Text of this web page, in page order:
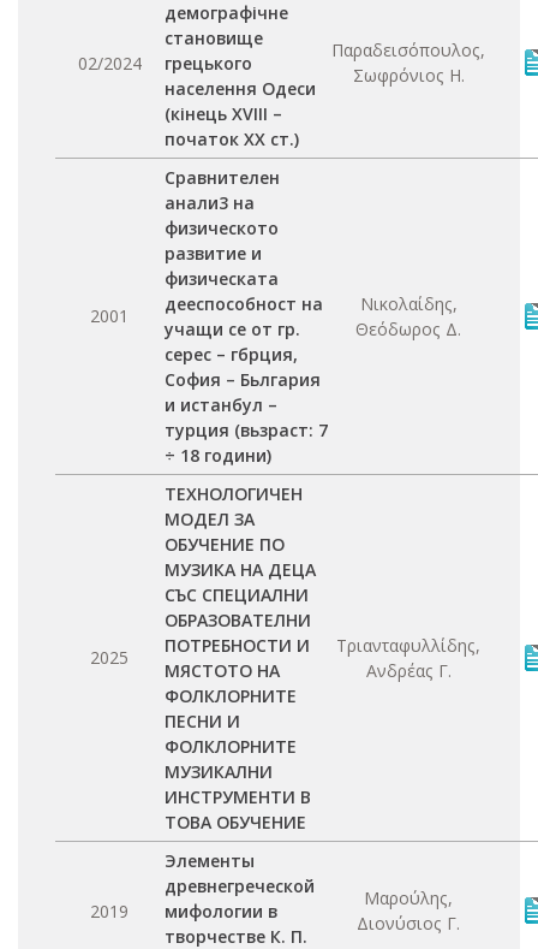
02/2024
демографічне
становище
грецького
населення Одеси
(кінець XVIII –
початок XX ст.)
Παραδεισόπουλος,
Σωφρόνιος Η.
2001
Сравнителен
анали3 на
физическото
развитие и
физическата
дееспособност на
учащи се от гр.
серес – гбрция,
София – Бьлгария
и истанбул –
турция (вьзраст: 7
÷ 18 години)
Νικολαίδης,
Θεόδωρος Δ.
2025
ТЕХНОЛОГИЧЕН
МОДЕЛ ЗА
ОБУЧЕНИЕ ПО
МУЗИКА НА ДЕЦА
СЪС СПЕЦИАЛНИ
ОБРАЗОВАТЕЛНИ
ПОТРЕБНОСТИ И
МЯСТОТО НА
ФОЛКЛОРНИТЕ
ПЕСНИ И
ФОЛКЛОРНИТЕ
МУЗИКАЛНИ
ИНСТРУМЕНТИ В
ТОВА ОБУЧЕНИЕ
Τριανταφυλλίδης,
Ανδρέας Γ.
2019
Элементы
древнегреческой
мифологии в
творчестве К. П.
Μαρούλης,
Διονύσιος Γ.